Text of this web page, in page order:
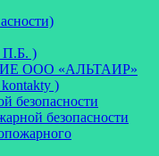
П.Б. )
ООО «АЛЬТАИР»
)
безопасности
безопасности